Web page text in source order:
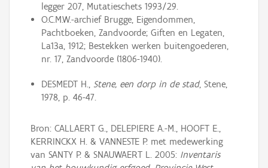
legger 207, Mutatieschets 1993/29.
O.C.M.W.-archief Brugge, Eigendommen,
Pachtboeken, Zandvoorde; Giften en Legaten,
La13a, 1912; Bestekken werken buitengoederen,
nr. 17, Zandvoorde (1806-1940).
DESMEDT H., Stene, een dorp in de stad, Stene,
1978, p. 46-47.
Bron: CALLAERT G., DELEPIERE A.-M., HOOFT E.,
KERRINCKX H. & VANNESTE P. met medewerking
van SANTY P. & SNAUWAERT L. 2005: Inventaris